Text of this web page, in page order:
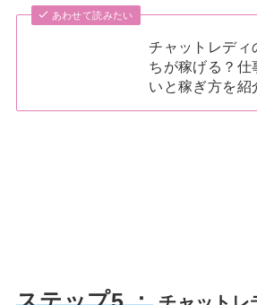
あわせて読みたい
チャットレディ
ちが稼げる？仕
いと稼ぎ方を紹